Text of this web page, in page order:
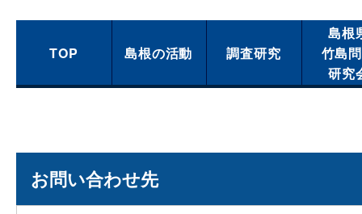
TOP 島根の活動 調査研究
島根
竹島
研究
お問い合わせ先